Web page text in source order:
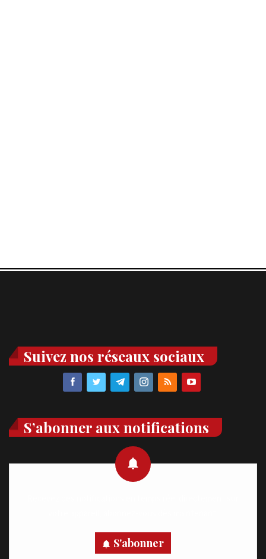
Suivez nos réseaux sociaux
S’abonner aux notifications
S'abonner